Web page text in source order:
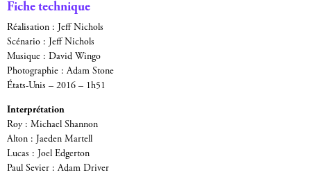
Fiche technique
Réalisation : Jeff Nichols
Scénario : Jeff Nichols
Musique : David Wingo
Photographie : Adam Stone
États-Unis – 2016 – 1h51
Interprétation
Roy : Michael Shannon
Alton : Jaeden Martell
Lucas : Joel Edgerton
Paul Sevier : Adam Driver